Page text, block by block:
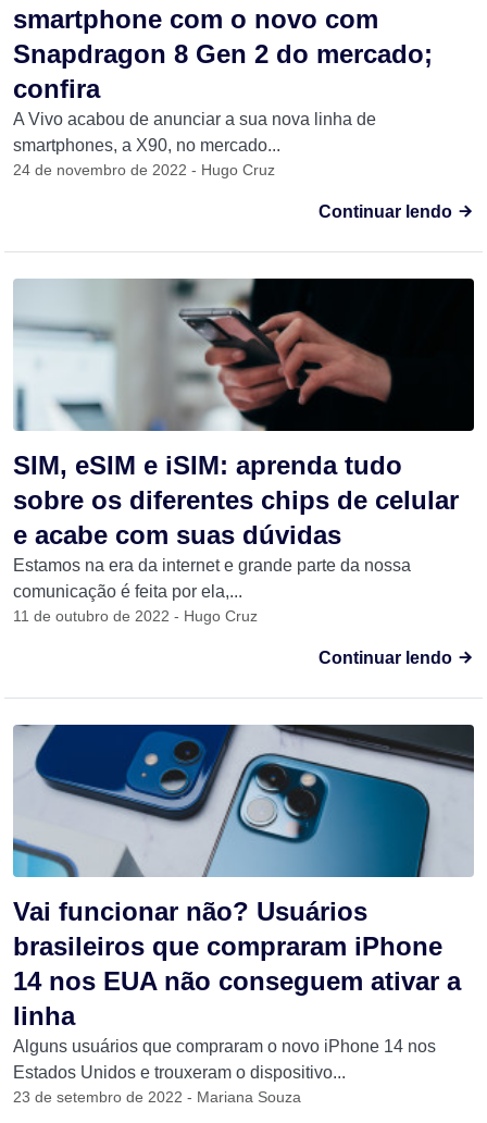
smartphone com o novo com
Snapdragon 8 Gen 2 do mercado;
confira
A Vivo acabou de anunciar a sua nova linha de
smartphones, a X90, no mercado...
24 de novembro de 2022 - Hugo Cruz
Continuar lendo
SIM, eSIM e iSIM: aprenda tudo
sobre os diferentes chips de celular
e acabe com suas dúvidas
Estamos na era da internet e grande parte da nossa
comunicação é feita por ela,...
11 de outubro de 2022 - Hugo Cruz
Continuar lendo
Vai funcionar não? Usuários
brasileiros que compraram iPhone
14 nos EUA não conseguem ativar a
linha
Alguns usuários que compraram o novo iPhone 14 nos
Estados Unidos e trouxeram o dispositivo...
23 de setembro de 2022 - Mariana Souza